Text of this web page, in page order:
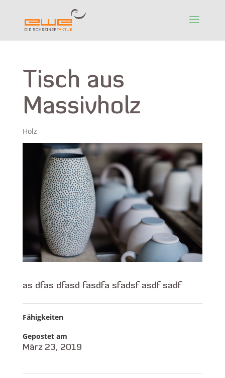
Tisch aus
Massivholz
Holz
as dfas dfasd fasdfa sfadsf asdf sadf
Fähigkeiten
Gepostet am
März 23, 2019